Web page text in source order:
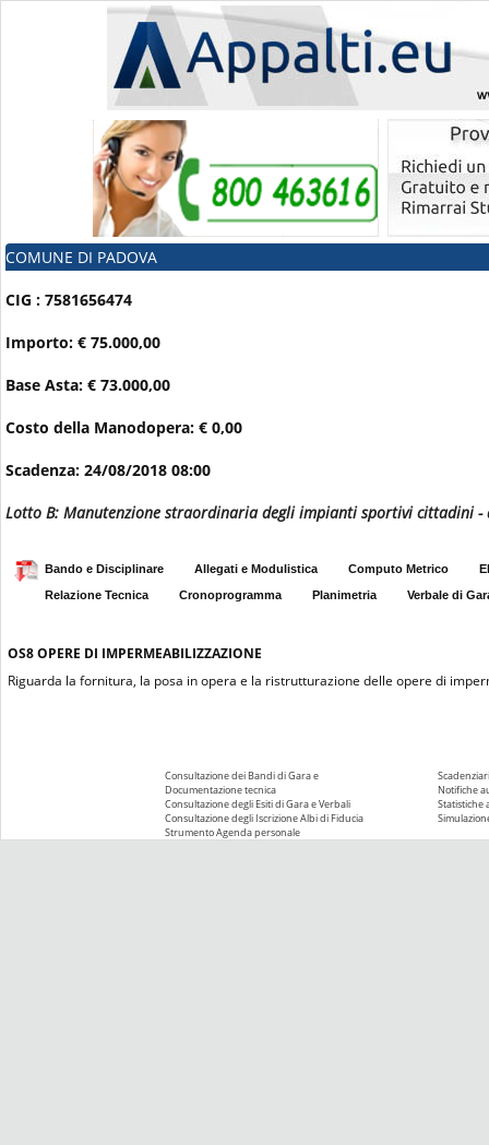
COMUNE DI PADOVA
CIG : 7581656474
Importo: € 75.000,00
Base Asta: € 73.000,00
Costo della Manodopera: € 0,00
Scadenza: 24/08/2018 08:00
Lotto B: Manutenzione straordinaria degli impianti sportivi cittadini
Bando e Disciplinare Allegati e Modulistica Computo Metrico
Relazione Tecnica
Cronoprogramma Planimetria Verbale di
OS8OPERE DI IMPERMEABILIZZAZIONE
Riguarda la fornitura, la posa in opera e la ristrutturazione delle opere di
Consultazione dei Bandi di Gara e
Documentazione tecnica
Consultazione degli Esiti di Gara e Verbali
Consultazione degli Iscrizione Albi di Fiducia
Strumento Agenda personale
Notifiche
Statistiche